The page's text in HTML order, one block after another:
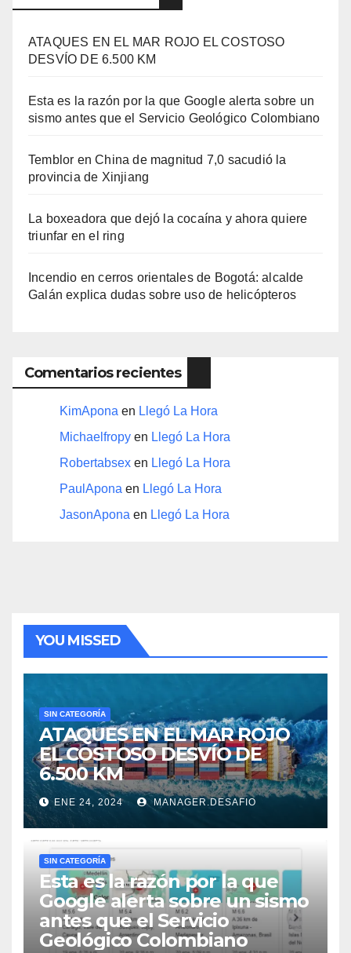
ATAQUES EN EL MAR ROJO EL COSTOSO
DESVÍO DE 6.500 KM
Esta es la razón por la que Google alerta sobre un
sismo antes que el Servicio Geológico Colombiano
Temblor en China de magnitud 7,0 sacudió la
provincia de Xinjiang
La boxeadora que dejó la cocaína y ahora quiere
triunfar en el ring​
Incendio en cerros orientales de Bogotá: alcalde
Galán explica dudas sobre uso de helicópteros
Comentarios recientes
KimApona en Llegó La Hora
Michaelfropy en Llegó La Hora
Robertabsex en Llegó La Hora
PaulApona en Llegó La Hora
JasonApona en Llegó La Hora
YOU MISSED
SIN CATEGORÍA
ATAQUES EN EL MAR ROJO
EL COSTOSO DESVÍO DE
6.500 KM
ENE 24, 2024 MANAGER.DESAFIO
SIN CATEGORÍA
Esta es la razón por la que
Google alerta sobre un sismo
antes que el Servicio
Geológico Colombiano